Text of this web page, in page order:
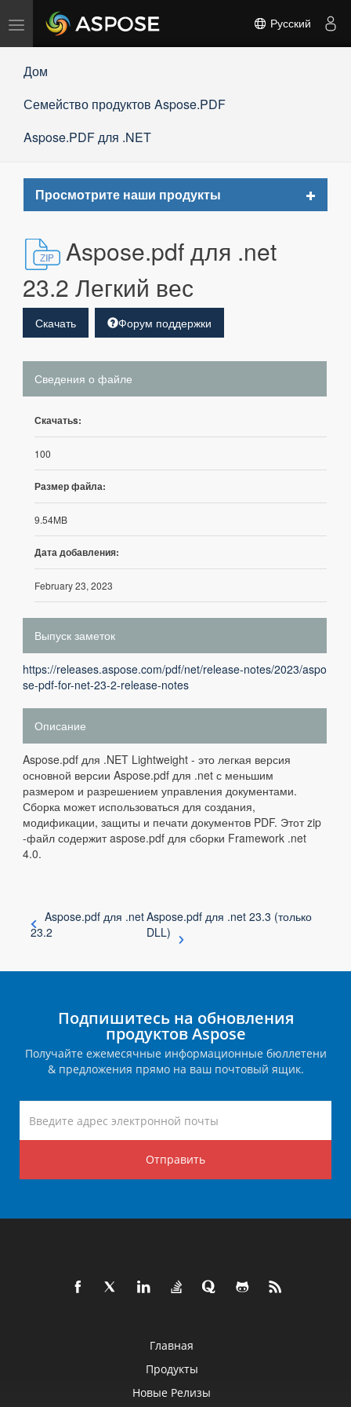
Переключить
навигацию
Русский
Дом
Семейство продуктов Aspose.PDF
Aspose.PDF для .NET
Просмотрите наши продукты
Toggle
Aspose.pdf для .net
23.2 Легкий вес
Скачать Форум поддержки
Сведения о файле
Скачатьs:
100
Размер файла:
9.54MB
Дата добавления:
February 23, 2023
Выпуск заметок
https://releases.aspose.com/pdf/net/release-notes/2023/aspo
se-pdf-for-net-23-2-release-notes
Описание
Aspose.pdf для .NET Lightweight - это легкая версия
основной версии Aspose.pdf для .net с меньшим
размером и разрешением управления документами.
Сборка может использоваться для создания,
модификации, защиты и печати документов PDF. Этот zip
-файл содержит aspose.pdf для сборки Framework .net
4.0.
Aspose.pdf для .net
23.2
Aspose.pdf для .net 23.3 (только
DLL)
Подпишитесь на обновления
продуктов Aspose
Получайте ежемесячные информационные бюллетени
& предложения прямо на ваш почтовый ящик.
Отправить
Главная
Продукты
Новые Релизы